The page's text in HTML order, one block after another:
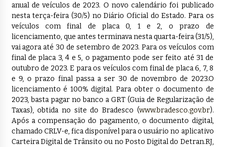
anual de veículos de 2023. O novo calendário foi publicado
nesta terça-feira (30/5) no Diário Oficial do Estado. Para os
veículos com final de placa 0, 1 e 2, o prazo de
licenciamento, que antes terminava nesta quarta-feira (31/5),
vai agora até 30 de setembro de 2023. Para os veículos com
final de placa 3, 4 e 5, o pagamento pode ser feito até 31 de
outubro de 2023. E para os veículos com final de placa 6, 7, 8
e 9, o prazo final passa a ser 30 de novembro de 2023.O
licenciamento é 100% digital. Para obter o documento de
2023, basta pagar no banco a GRT (Guia de Regularização de
Taxas), obtida no site do Bradesco (www.bradesco.gov.br).
Após a compensação do pagamento, o documento digital,
chamado CRLV-e, fica disponível para o usuário no aplicativo
Carteira Digital de Trânsito ou no Posto Digital do Detran.RJ,